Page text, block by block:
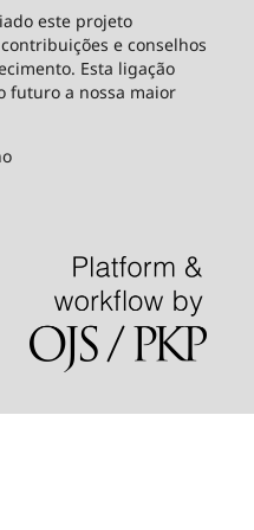
este projeto
e conselhos
Esta ligação
futuro a nossa maior